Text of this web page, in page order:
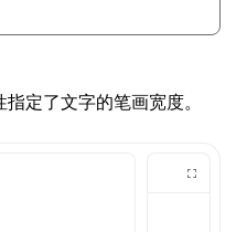
指定了文字的笔画宽度。